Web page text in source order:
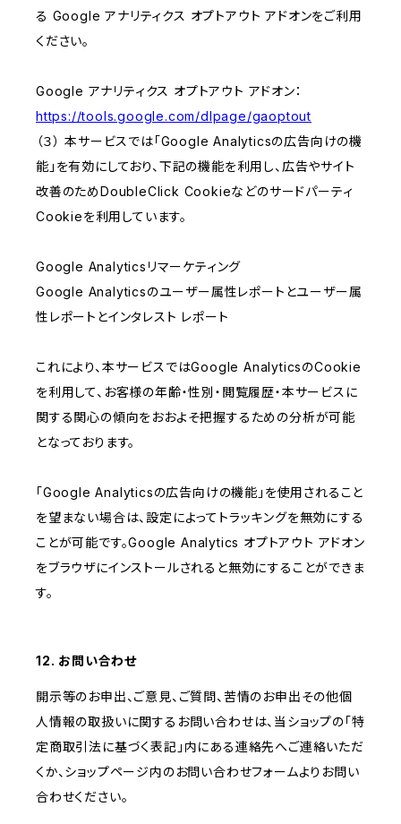
る Google アナリティクス オプトアウト アドオンをご利用
ください。
Google アナリティクス オプトアウト アドオン：
https://tools.google.com/dlpage/gaoptout
（３） 本サービスでは「Google Analyticsの広告向けの機
能」を有効にしており、下記の機能を利用し、広告やサイト
改善のためDoubleClick Cookieなどのサードパーティ
Cookieを利用しています。
Google Analyticsリマーケティング
Google Analyticsのユーザー属性レポートとユーザー属
性レポートとインタレスト レポート
これにより、本サービスではGoogle AnalyticsのCookie
を利用して、お客様の年齢・性別・閲覧履歴・本サービスに
関する関心の傾向をおおよそ把握するための分析が可能
となっております。
「Google Analyticsの広告向けの機能」を使用されること
を望まない場合は、設定によってトラッキングを無効にする
ことが可能です。Google Analytics オプトアウト アドオン
をブラウザにインストールされると無効にすることができま
す。
12. お問い合わせ
開示等のお申出、ご意見、ご質問、苦情のお申出その他個
人情報の取扱いに関するお問い合わせは、当ショップの「特
定商取引法に基づく表記」内にある連絡先へご連絡いただ
くか、ショップページ内のお問い合わせフォームよりお問い
合わせください。